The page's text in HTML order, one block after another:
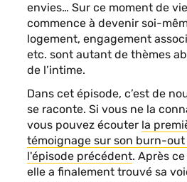
envies… Sur ce moment de
commence à devenir soi-
logement, engagement
etc. sont autant de thèmes
de l’intime.
Dans cet épisode, c’est de
se raconte. Si vous ne la
vous pouvez écouter la
témoignage sur son burn-
l'épisode précédent. Après
elle a finalement trouvé sa